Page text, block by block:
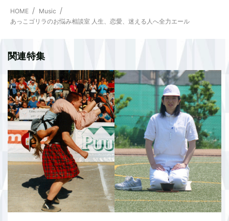
HOME
Music
あっこゴリラのお悩み相談室 人生、恋愛、迷える人へ全力エール
関連特集